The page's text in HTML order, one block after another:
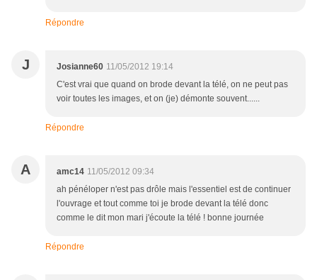
Répondre
J Josianne60 11/05/2012 19:14
C'est vrai que quand on brode devant la télé, on ne peut pas
voir toutes les images, et on (je) démonte souvent......
Répondre
A amc14 11/05/2012 09:34
ah pénéloper n'est pas drôle mais l'essentiel est de continuer
l'ouvrage et tout comme toi je brode devant la télé donc
comme le dit mon mari j'écoute la télé ! bonne journée
Répondre